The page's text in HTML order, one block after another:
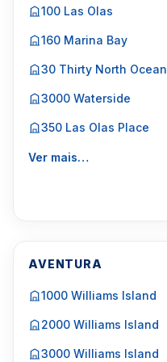
100 Las Olas
160 Marina Bay
30 Thirty North Ocean
3000 Waterside
350 Las Olas Place
Ver mais…
AVENTURA
1000 Williams Island
2000 Williams Island
3000 Williams Island